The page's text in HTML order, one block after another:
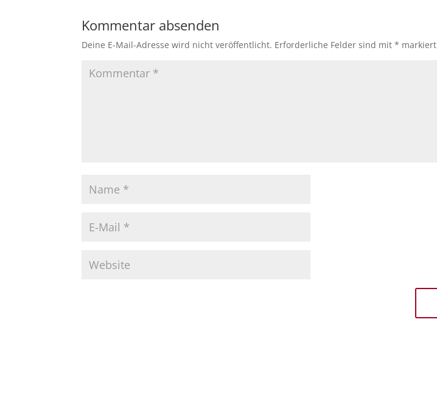
Kommentar absenden
Deine E-Mail-Adresse wird nicht veröffentlicht. Erforderliche Felder sind mit* markiert